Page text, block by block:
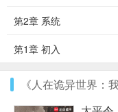
第2章 系统
第1章 初入
《人在诡异世界：